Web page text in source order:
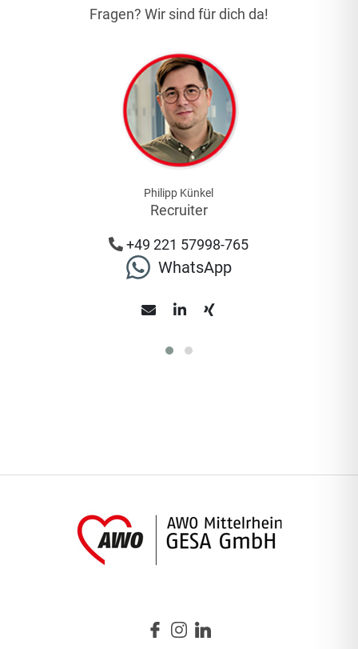
Fragen? Wir sind für dich da!
Philipp Künkel
Recruiter
+49 221 57998-765
WhatsApp